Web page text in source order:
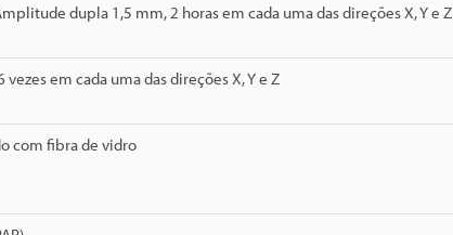
dupla 1,5 mm, 2 horas em cada uma das direções X, Y e Z
vezes em cada uma das direções X, Y e Z
com fibra de vidro